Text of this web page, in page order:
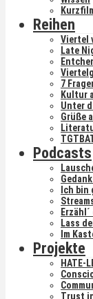
Reihen
Viertel
Late
7
Kultur
Unter
Grüße
Podcasts
Ich bin
Lass
Im
Projekte
HATE-
Trust